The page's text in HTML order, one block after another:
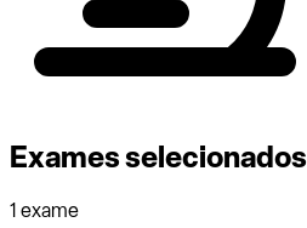
Exames selecionados
1 exame